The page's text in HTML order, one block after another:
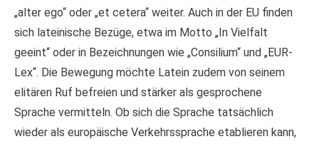
„alter ego“ oder „et cetera“ weiter. Auch in der EU finden
sich lateinische Bezüge, etwa im Motto „In Vielfalt
geeint“ oder in Bezeichnungen wie „Consilium“ und „EUR-
Lex“. Die Bewegung möchte Latein zudem von seinem
elitären Ruf befreien und stärker als gesprochene
Sprache vermitteln. Ob sich die Sprache tatsächlich
wieder als europäische Verkehrssprache etablieren kann,